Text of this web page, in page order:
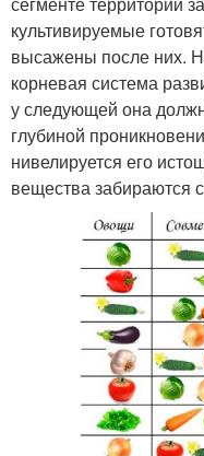
культивируемые
высажены после них.
корневая система
у следующей она
глубиной
нивелируется его
вещества забираются